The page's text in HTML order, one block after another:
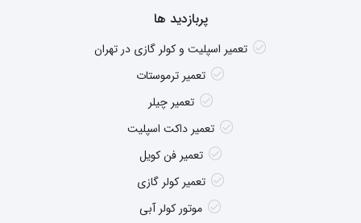
پربازدید ها
تعمیر اسپلیت و کولر گازی در تهران
تعمیر ترموستات
تعمیر چیلر
تعمیر داکت اسپلیت
تعمیر فن کویل
تعمیر کولر گازی
موتور کولر آبی